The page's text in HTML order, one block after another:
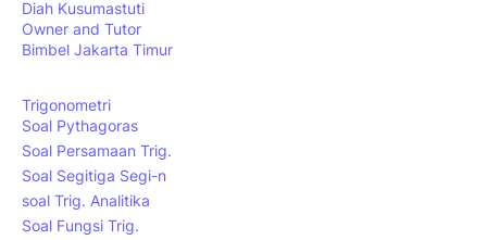
Diah Kusumastuti
Owner and Tutor
Bimbel Jakarta Timur
Trigonometri
Soal Pythagoras
Soal Persamaan Trig.
Soal Segitiga Segi-n
soal Trig. Analitika
Soal Fungsi Trig.